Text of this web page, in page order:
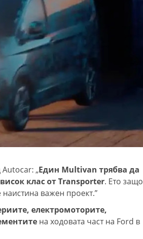
„Един Multivan трябва да
клас от Transporter. Ето защо
важен проект.”
електромоторите,
на ходовата част на Ford в
дава под наем,
800 EUR